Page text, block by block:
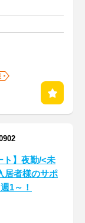
ト】夜勤/<未
居者様のサポ
1～！